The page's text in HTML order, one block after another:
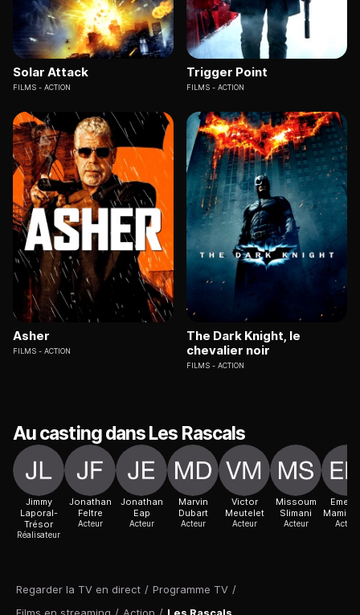
Regarder la TV en direct / Programme TV /
Solar Attack
FILMS ACTION
Trigger Point
FILMS ACTION
Asher
FILMS ACTION
The Dark Knight, le
chevalier noir
FILMS ACTION
Au casting dans Les Rascals
Jimmy
Laporal-
Trésor
Réalisateur
Jonathan
Feltre
Acteur
Jonathan
Eap
Acteur
Marvin
Dubart
Acteur
Victor
Meutelet
Acteur
Missoum
Slimani
Acteur Acteur